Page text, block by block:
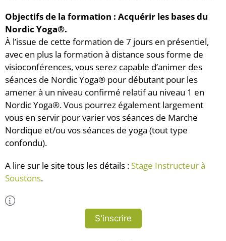
Objectifs de la formation : Acquérir les bases du
Nordic Yoga®.
À l’issue de cette formation de 7 jours en présentiel,
avec en plus la formation à distance sous forme de
visioconférences, vous serez capable d’animer des
séances de Nordic Yoga® pour débutant pour les
amener à un niveau confirmé relatif au niveau 1 en
Nordic Yoga®. Vous pourrez également largement
vous en servir pour varier vos séances de Marche
Nordique et/ou vos séances de yoga (tout type
confondu).
A lire sur le site tous les détails :Stage Instructeur à
Soustons.
S'inscrire